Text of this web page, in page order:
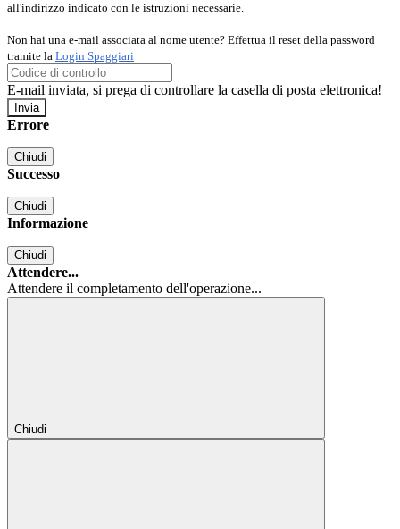
all'indirizzo indicato con le istruzioni necessarie.
Non hai una e-mail associata al nome utente? Effettua il reset della password
tramite la Login Spaggiari
E-mail inviata, si prega di controllare la casella di posta elettronica!
Errore
Chiudi
Successo
Chiudi
Informazione
Chiudi
Attendere...
Attendere il completamento dell'operazione...
Chiudi